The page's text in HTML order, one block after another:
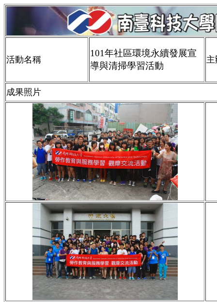
活動名稱
101年社區環境永續發展宣
導與清掃學習活動
成果照片